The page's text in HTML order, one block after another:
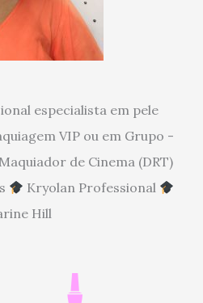
especialista em pele
VIP ou em Grupo -
Maquiador de Cinema (DRT)
Kryolan Professional
Hill